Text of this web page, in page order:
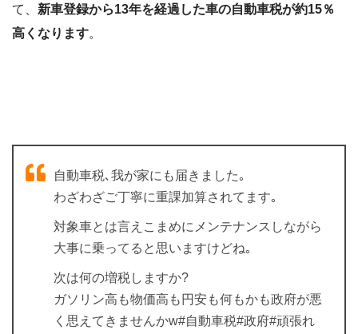
て、 新車登録から13年を経過した車の自動車税が約15％
高くなります。
自動車税､我が家にも届きました｡
わざわざご丁寧に重課加算されてます｡
対象車とは言えこまめにメンテナンスしながら
大事に乗ってると思いますけどね｡
次は何の増税しますか?
ガソリン高も物価高も円安も何もかも政府が悪
く思えてきませんかw#自動車税#政府#頑張れ